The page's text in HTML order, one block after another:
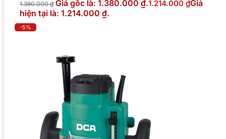
1.380.000₫ Giá gốc là: 1.380.000 ₫.1.214.000 ₫Giá
hiện tại là: 1.214.000 ₫.
-5%